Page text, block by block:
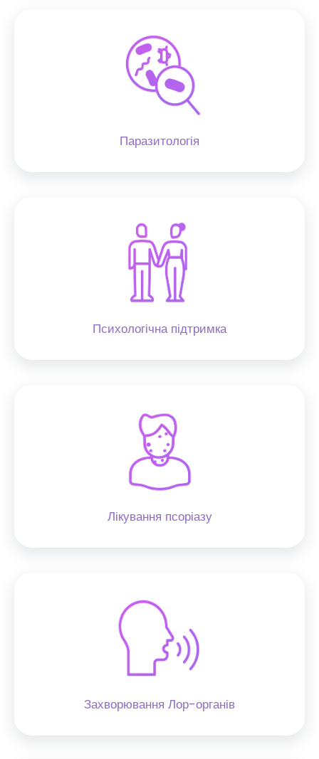
Паразитологія
Психологічна підтримка
Лікування псоріазу
Захворювання Лор-органів